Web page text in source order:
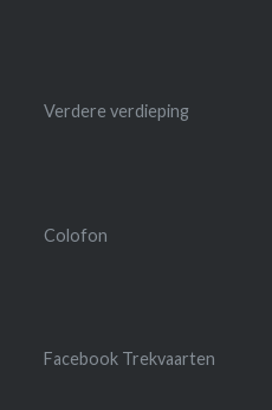
Verdere verdieping
Colofon
Facebook Trekvaarten